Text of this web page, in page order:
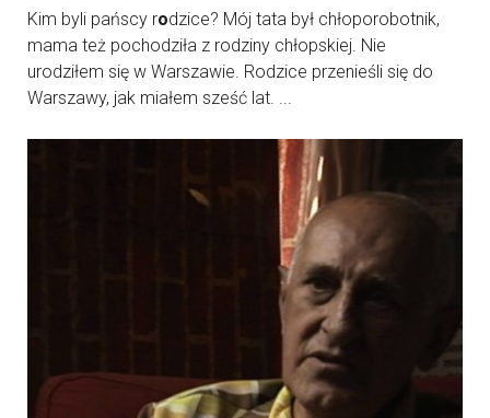
Kim byli pańscy rodzice? Mój tata był chłoporobotnik,
mama też pochodziła z rodziny chłopskiej. Nie
urodziłem się w Warszawie. Rodzice przenieśli się do
Warszawy, jak miałem sześć lat. ...